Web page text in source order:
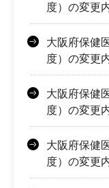
度）の変更
大阪府保健
度）の変更
大阪府保健
度）の変更
大阪府保健
度）の変更